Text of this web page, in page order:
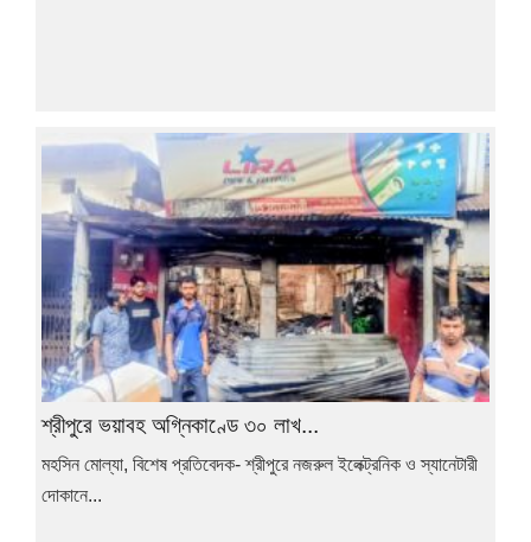
শ্রীপুরে ভয়াবহ অগ্নিকাণ্ডে ৩০ লাখ...
মহসিন মোল্যা, বিশেষ প্রতিবেদক- শ্রীপুরে নজরুল ইলেক্ট্রনিক ও স্যানেটারী
দোকানে...